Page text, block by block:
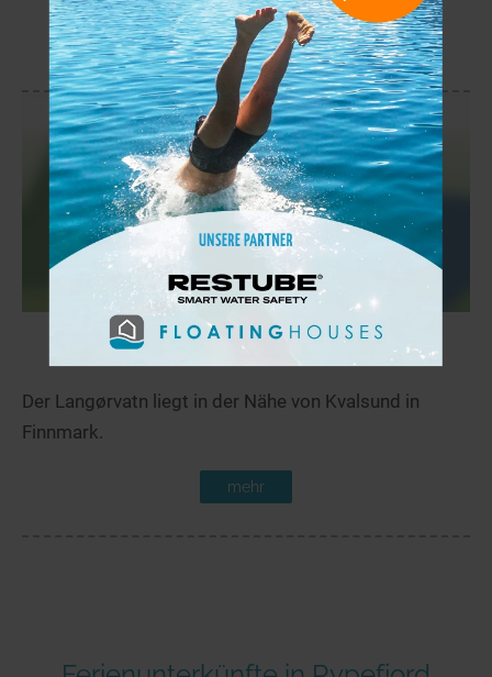
mehr
Langørvatn 21,9 km
Der Langørvatn liegt in der Nähe von Kvalsund in
Finnmark.
mehr